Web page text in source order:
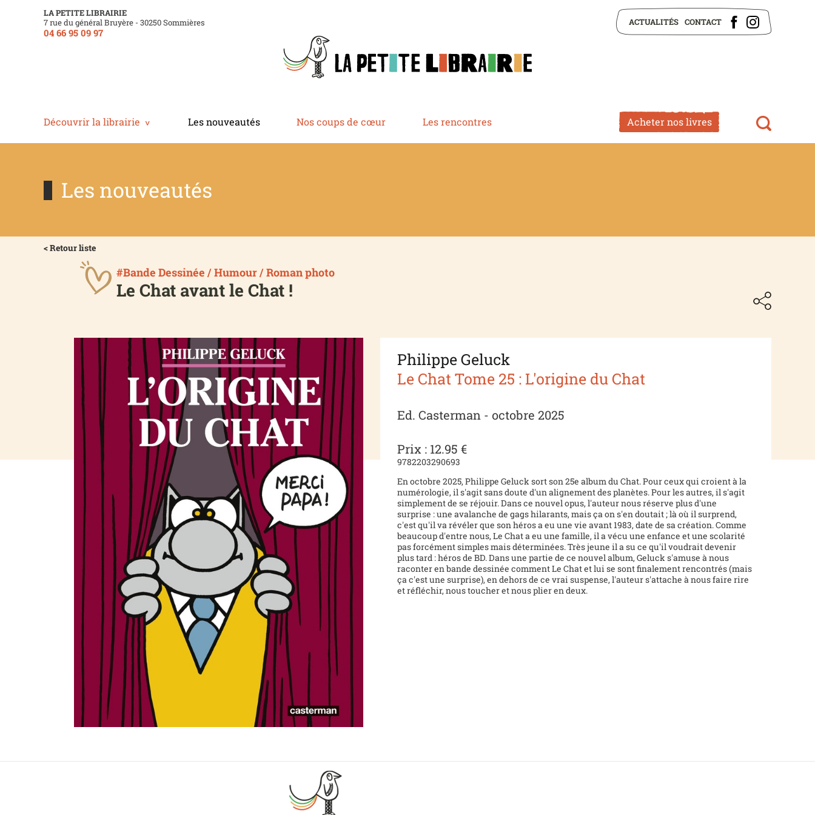
LA PETITE LIBRAIRIE
7 rue du général Bruyère - 30250 Sommières
04 66 95 09 97
ACTUALITÉS CONTACT
Découvrir la librairie Les nouveautés Nos coups de cœur Les rencontres Acheter nos livres
Les nouveautés
< Retour liste
#Bande Dessinée / Humour / Roman photo
Le Chat avant le Chat !
Philippe Geluck
Le Chat Tome 25 : L'origine du Chat
Ed. Casterman - octobre 2025
Prix : 12.95 €
9782203290693
En octobre 2025, Philippe Geluck sort son 25e album du Chat. Pour ceux qui croient à la
numérologie, il s'agit sans doute d'un alignement des planètes. Pour les autres, il s'agit
simplement de se réjouir. Dans ce nouvel opus, l'auteur nous réserve plus d'une
surprise : une avalanche de gags hilarants, mais ça on s'en doutait ; là où il surprend,
c'est qu'il va révéler que son héros a eu une vie avant 1983, date de sa création. Comme
beaucoup d'entre nous, Le Chat a eu une famille, il a vécu une enfance et une scolarité
pas forcément simples mais déterminées. Très jeune il a su ce qu'il voudrait devenir
plus tard : héros de BD. Dans une partie de ce nouvel album, Geluck s'amuse à nous
raconter en bande dessinée comment Le Chat et lui se sont finalement rencontrés (mais
ça c'est une surprise), en dehors de ce vrai suspense, l'auteur s'attache à nous faire rire
et réfléchir, nous toucher et nous plier en deux.